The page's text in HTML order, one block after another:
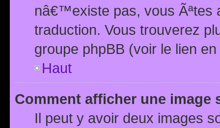
nâ€™existe pas, vous Ãªtes
traduction. Vous trouverez
groupe phpBB (voir le lien
Haut
Comment afficher une image
Il peut y avoir deux images